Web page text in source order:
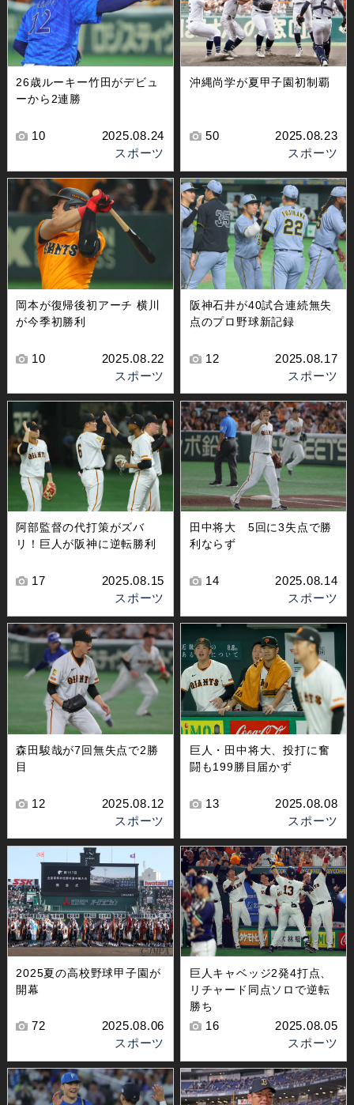
26歳ルーキー竹田がデビュ
ーから2連勝
10
2025.08.24
スポーツ
沖縄尚学が夏甲子園初制覇
50
2025.08.23
スポーツ
岡本が復帰後初アーチ 横川
が今季初勝利
10
2025.08.22
スポーツ
阪神石井が40試合連続無失
点のプロ野球新記録
12
2025.08.17
スポーツ
阿部監督の代打策がズバ
リ！巨人が阪神に逆転勝利
17
2025.08.15
スポーツ
田中将大 5回に3失点で勝
利ならず
14
2025.08.14
スポーツ
森田駿哉が7回無失点で2勝
目
12
2025.08.12
スポーツ
巨人・田中将大、投打に奮
闘も199勝目届かず
13
2025.08.08
スポーツ
2025夏の高校野球甲子園が
開幕
72
2025.08.06
スポーツ
巨人キャベッジ2発4打点、
リチャード同点ソロで逆転
勝ち
16
2025.08.05
スポーツ